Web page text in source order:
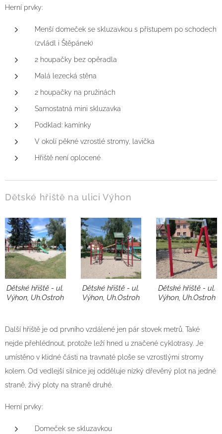
Herní prvky:
Menší domeček se skluzavkou s přístupem po schodech
(zvládl i Štěpánek)
2 houpačky bez opěradla
Malá lezecká stěna
2 houpačky na pružinách
Samostatná mini skluzavka
Podklad: kamínky
V okolí pěkné vzrostlé stromy, lavička
Hřiště není oplocené
Dětské hřiště na ulici Výhon
Dětské hřiště - ul.
Výhon, Uh.Ostroh
Dětské hřiště - ul.
Výhon, Uh.Ostroh
Dětské hřiště - ul.
Výhon, Uh.Ostroh
Další hřiště je od prvního vzdálené jen pár stovek metrů. Také
nejde přehlédnout, protože leží hned u značené cyklotrasy. Je
umístěno v klidné části na travnaté ploše se vzrostlými stromy
kolem. Od vedlejší silnice jej odděluje nízký dřevěný plot na jedné
straně, živý ploty na straně druhé.
Herní prvky:
Domeček se skluzavkou